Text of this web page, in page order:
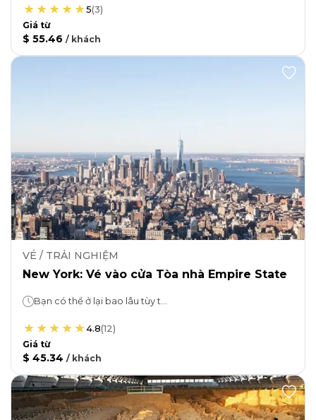
5(3)
Giá từ
$ 55.46 / khách
VÉ / TRẢI NGHIỆM
New York: Vé vào cửa Tòa nhà Empire State
4.8(12)
Giá từ
$ 45.34 / khách